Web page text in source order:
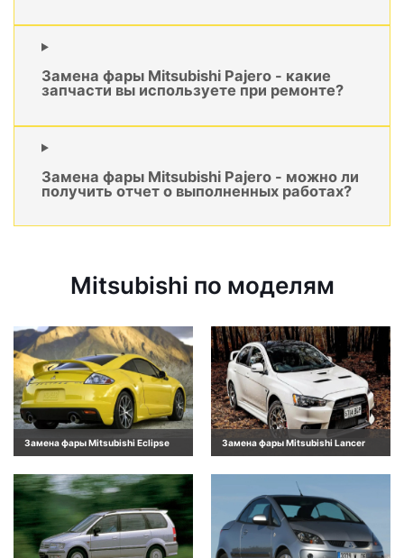
Замена фары Mitsubishi Pajero - какие
запчасти вы используете при ремонте?
Замена фары Mitsubishi Pajero - можно ли
получить отчет о выполненных работах?
Mitsubishi по моделям
Замена фары Mitsubishi Eclipse Замена фары Mitsubishi Lancer